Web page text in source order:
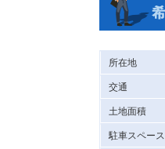
所在地
交通
土地面積
駐車スペース